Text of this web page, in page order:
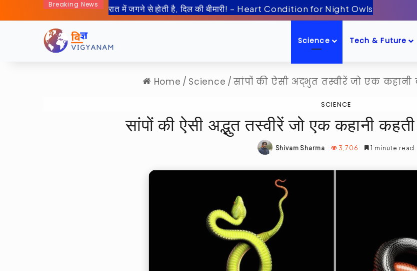
Breaking News
Science Tech & Future
Home / Science / सांपों की ऐसी अद्भुत तस्वीरें जो एक
SCIENCE
सांपों की ऐसी अद्भुत तस्वीरें जो एक कहानी
Shivam Sharma 3,706 1 minute read